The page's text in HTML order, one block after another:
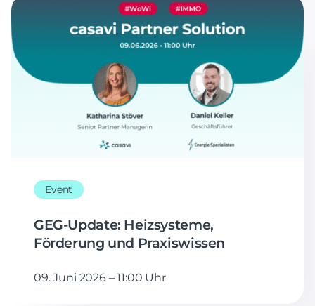
Event
GEG-Update: Heizsysteme,
Förderung und Praxiswissen
09. Juni 2026 – 11:00 Uhr